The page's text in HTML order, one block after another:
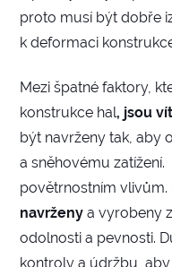
proto musí být dobře
k deformaci
Mezi špatné faktory,
konstrukce hal, jsou
být navrženy tak, aby
a sněhovému
povětrnostním vlivům.
navrženy a vyrobeny
odolnosti a pevnosti.
kontroly a údržbu,